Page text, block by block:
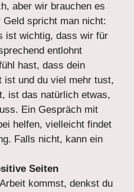
aber wir brauchen es
Geld spricht man nicht:
ist wichtig, dass wir für
entlohnt
hast, dass dein
ist und du viel mehr tust,
ist das natürlich etwas,
Ein Gespräch mit
helfen, vielleicht findet
Falls nicht, kann ein
Seiten
kommst, denkst du